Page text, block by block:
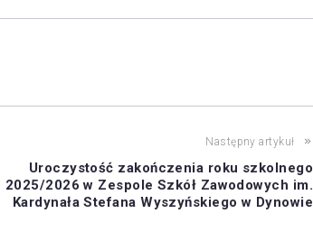
Następny artykuł
Uroczystość zakończenia roku szkolnego
2025/2026 w Zespole Szkół Zawodowych im.
Kardynała Stefana Wyszyńskiego w Dynowie